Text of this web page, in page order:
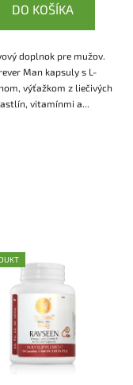
DO KOŠÍKA
doplnok pre mužov.
Man kapsuly s L-
výťažkom z liečivých
vitamínmi a...